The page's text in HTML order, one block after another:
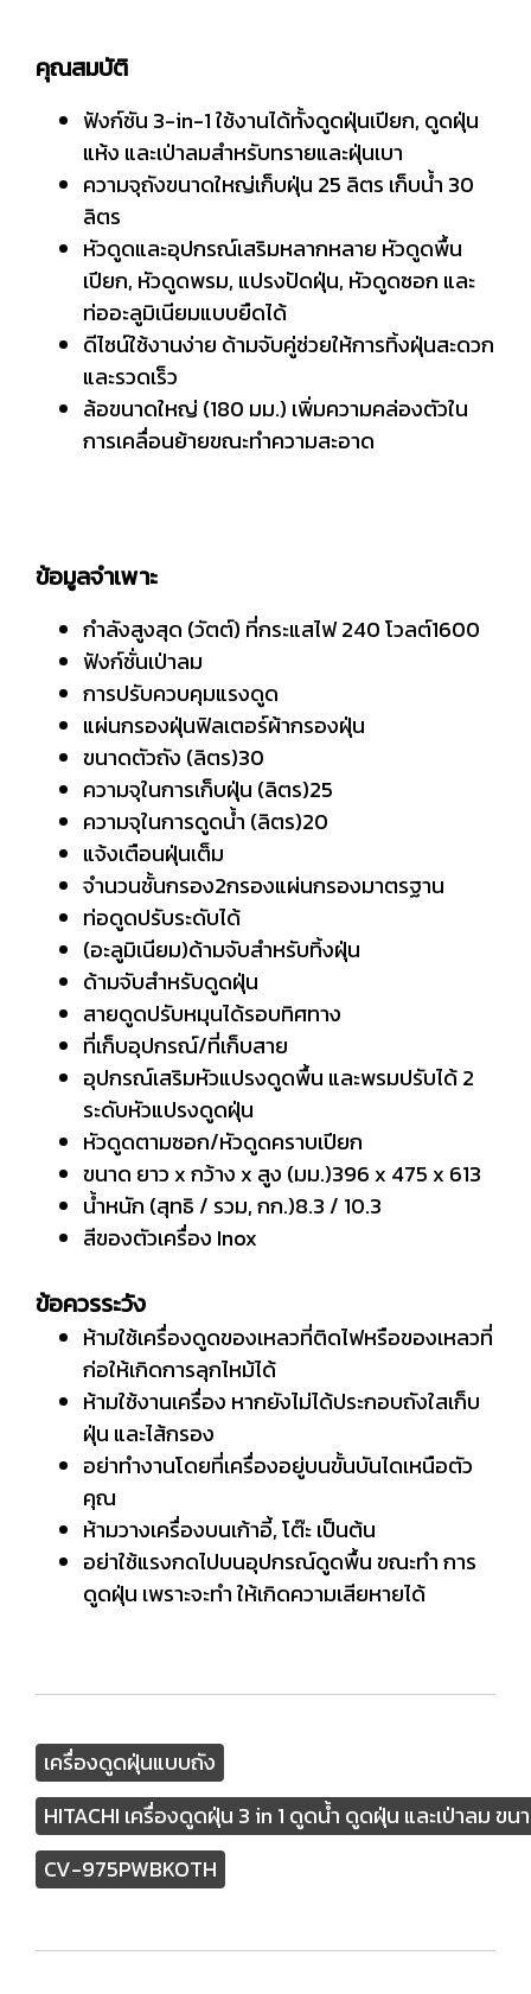
คุณสมบัติ
ฟังก์ชัน 3-in-1 ใช้งานได้ทั้งดูดฝุ่นเปียก, ดูดฝุ่น
แห้ง และเป่าลมสำหรับทรายและฝุ่นเบา
ความจุถังขนาดใหญ่เก็บฝุ่น 25 ลิตร เก็บน้ำ 30
ลิตร
หัวดูดและอุปกรณ์เสริมหลากหลาย หัวดูดพื้น
เปียก, หัวดูดพรม, แปรงปัดฝุ่น, หัวดูดซอก และ
ท่ออะลูมิเนียมแบบยืดได้
ดีไซน์ใช้งานง่าย ด้ามจับคู่ช่วยให้การทิ้งฝุ่นสะดวก
และรวดเร็ว
ล้อขนาดใหญ่ (180 มม.) เพิ่มความคล่องตัวใน
การเคลื่อนย้ายขณะทำความสะอาด
ข้อมูลจำเพาะ
กำลังสูงสุด (วัตต์) ที่กระแสไฟ 240 โวลต์1600
ฟังก์ชั่นเป่าลม
การปรับควบคุมแรงดูด
แผ่นกรองฝุ่นฟิลเตอร์ผ้ากรองฝุ่น
ขนาดตัวถัง (ลิตร)30
ความจุในการเก็บฝุ่น (ลิตร)25
ความจุในการดูดน้ำ (ลิตร)20
แจ้งเตือนฝุ่นเต็ม
จำนวนชั้นกรอง2กรองแผ่นกรองมาตรฐาน
ท่อดูดปรับระดับได้
(อะลูมิเนียม)ด้ามจับสำหรับทิ้งฝุ่น
ด้ามจับสำหรับดูดฝุ่น
สายดูดปรับหมุนได้รอบทิศทาง
ที่เก็บอุปกรณ์/ที่เก็บสาย
อุปกรณ์เสริมหัวแปรงดูดพื้น และพรมปรับได้ 2
ระดับหัวแปรงดูดฝุ่น
หัวดูดตามซอก/หัวดูดคราบเปียก
ขนาด ยาว x กว้าง x สูง (มม.)396 x 475 x 613
น้ำหนัก (สุทธิ / รวม, กก.)8.3 / 10.3
สีของตัวเครื่อง Inox
ข้อควรระวัง
ห้ามใช้เครื่องดูดของเหลวที่ติดไฟหรือของเหลวที่
ก่อให้เกิดการลุกไหม้ได้
ห้ามใช้งานเครื่อง หากยังไม่ได้ประกอบถังใสเก็บ
ฝุ่น และไส้กรอง
อย่าทำงานโดยที่เครื่องอยู่บนขั้นบันไดเหนือตัว
คุณ
ห้ามวางเครื่องบนเก้าอี้, โต๊ะ เป็นต้น
อย่าใช้แรงกดไปบนอุปกรณ์ดูดพื้น ขณะทำ การ
ดูดฝุ่น เพราะจะทำ ให้เกิดความเสียหายได้
เครื่องดูดฝุ่นแบบถัง
HITACHI เครื่องดูดฝุ่น 3 in 1 ดูดน้ำ ดูดฝุ่น และเป่าลม ข
CV-975PWBKOTH